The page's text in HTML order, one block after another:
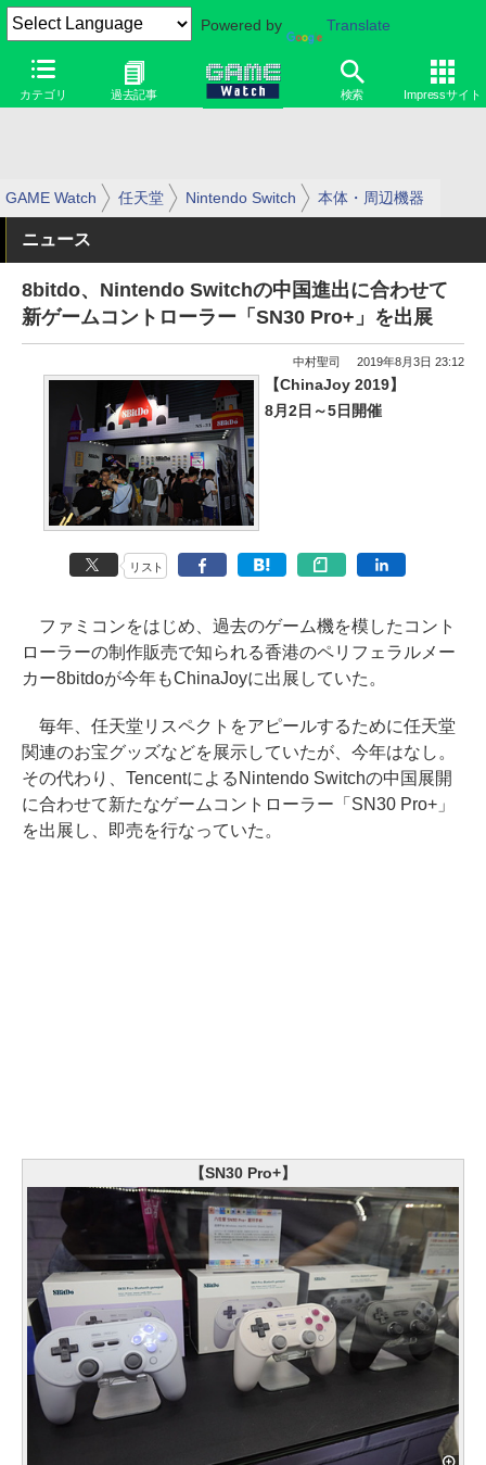
Powered by Translate
カテゴリ 過去記事 検索 Impressサイト
GAME Watch 任天堂 Nintendo Switch 本体・周辺機器
ニュース
8bitdo、Nintendo Switchの中国進出に合わせて
新ゲームコントローラー「SN30 Pro+」を出展
中村聖司 2019年8月3日 23:12
【ChinaJoy 2019】
8月2日～5日開催
リスト
ファミコンをはじめ、過去のゲーム機を模したコント
ローラーの制作販売で知られる香港のペリフェラルメー
カー8bitdoが今年もChinaJoyに出展していた。
毎年、任天堂リスペクトをアピールするために任天堂
関連のお宝グッズなどを展示していたが、今年はなし。
その代わり、TencentによるNintendo Switchの中国展開
に合わせて新たなゲームコントローラー「SN30 Pro+」
を出展し、即売を行なっていた。
【SN30 Pro+】